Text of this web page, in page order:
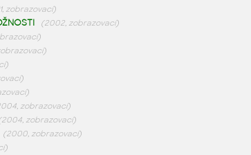
zobrazovací)
(2002, zobrazovací)
zobrazovací)
zobrazovací)
(2000, zobrazovací)